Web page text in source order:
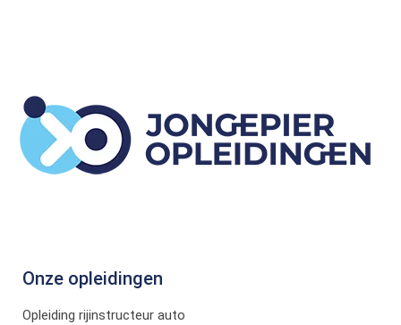
Onze opleidingen
Opleiding rijinstructeur auto